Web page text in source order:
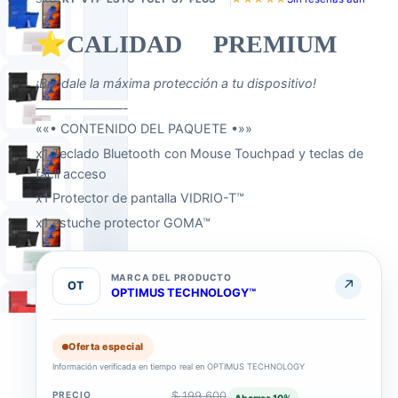
Azul · Negro · Purpura · Rojo · Rosa
COLOR
TECLADO
⭐CALIDAD PREMIUM
¡Bríndale la máxima protección a tu dispositivo!
———————-
««• CONTENIDO DEL PAQUETE •»»
x1 Teclado Bluetooth con Mouse Touchpad y teclas de
fácil acceso
x1 Protector de pantalla VIDRIO-T™
x1 estuche protector GOMA™
OT
MARCA DEL PRODUCTO
OPTIMUS TECHNOLOGY™ ↗
Oferta especial
Información verificada en tiempo real en OPTIMUS TECHNOLOGY
PRECIO